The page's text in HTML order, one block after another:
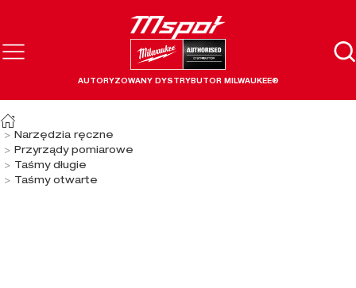
AUTORYZOWANY DYSTRYBUTOR MILWAUKEE®
Narzędzia ręczne
Przyrządy pomiarowe
Taśmy długie
Taśmy otwarte